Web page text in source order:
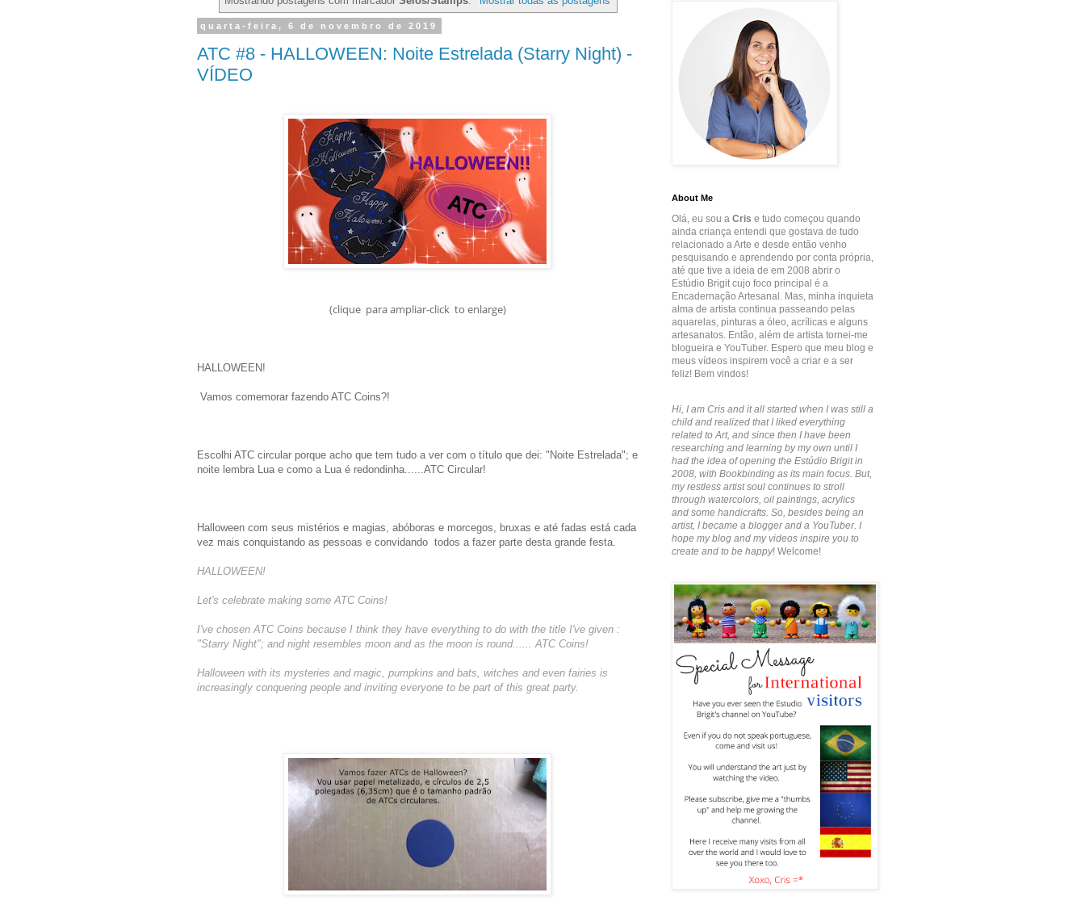
quarta-feira, 6 de novembro de 2019
ATC #8 - HALLOWEEN: Noite Estrelada (Starry Night) -
VÍDEO
(clique para ampliar-click to enlarge)
HALLOWEEN!
Vamos comemorar fazendo ATC Coins?!
Escolhi ATC circular porque acho que tem tudo a ver com o título que dei: "Noite Estrelada"; e
noite lembra Lua e como a Lua é redondinha......ATC Circular!
Halloween com seus mistérios e magias, abóboras e morcegos, bruxas e até fadas está cada
vez mais conquistando as pessoas e convidando todos a fazer parte desta grande festa.
HALLOWEEN!
Let's celebrate making some ATC Coins!
I've chosen ATC Coins because I think they have everything to do with the title I've given :
"Starry Night"; and night resembles moon and as the moon is round...... ATC Coins!
Halloween with its mysteries and magic, pumpkins and bats, witches and even fairies is
increasingly conquering people and inviting everyone to be part of this great party.
About Me
Olá, eu sou a Cris e tudo começou quando
ainda criança entendi que gostava de tudo
relacionado a Arte e desde então venho
pesquisando e aprendendo por conta própria,
até que tive a ideia de em 2008 abrir o
Estúdio Brigit cujo foco principal é a
Encadernação Artesanal. Mas, minha inquieta
alma de artista continua passeando pelas
aquarelas, pinturas a óleo, acrílicas e alguns
artesanatos. Então, além de artista tornei-me
blogueira e YouTuber. Espero que meu blog e
meus vídeos inspirem você a criar e a ser
feliz! Bem vindos!
Hi, I am Cris and it all started when I was still a
child and realized that I liked everything
related to Art, and since then I have been
researching and learning by my own until I
had the idea of opening the Estúdio Brigit in
2008, with Bookbinding as its main focus. But,
my restless artist soul continues to stroll
through watercolors, oil paintings, acrylics
and some handicrafts. So, besides being an
artist, I became a blogger and a YouTuber. I
hope my blog and my videos inspire you to
create and to be happy! Welcome!